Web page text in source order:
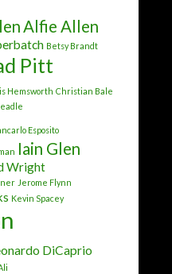
Alfie Allen
Betsy Brandt
Pitt
Hemsworth Christian Bale
Esposito
Iain Glen
Wright
Jerome Flynn
Kevin Spacey
DiCaprio